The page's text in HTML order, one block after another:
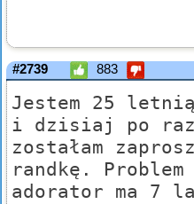
#2739 883
Jestem 25
i dzisiaj po raz
zostałam
randkę.
adorator ma 7